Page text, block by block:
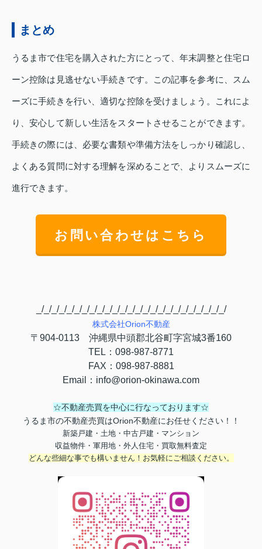
まとめ
うるま市で住宅を購入された方にとって、年末調整と住宅ロ
ーン控除は見逃せない手続きです。この記事を参考に、スム
ーズに手続きを行い、適切な控除を受けましょう。これによ
り、安心して新しい生活をスタートさせることができます。
手続きの際には、必要な書類や準備方法をしっかり確認し、
よくある質問に対する理解を深めることで、よりスムーズに
進行できます。
お問い合わせはこちら
_/_/_/_/_/_/_/_/_/_/_/_/_/_/_/_/_/_/_/_/_/_/_/_/_/
株式会社Orion不動産
〒 904-0113 沖縄県中頭郡北谷町字宮城3番160
TEL ： 098-987-8771
FAX ： 098-987-8881
Email
： info@orion-okinawa.com
☆不動産売買を中心に行なっております☆
うるま市の不動産売買はOrion不動産にお任せください！！
新築戸建・土地・中古戸建・マンション
収益物件・軍用地・外人住宅・買取無料査定
どんな些細な事でも構いません！お気軽にご相談ください。